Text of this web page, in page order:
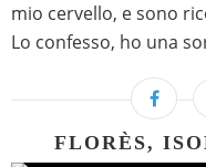
mio cervello, e sono
Lo confesso, ho una
FLORÈS,